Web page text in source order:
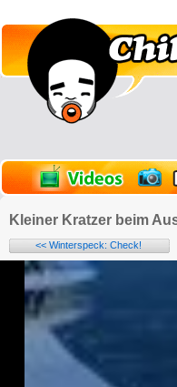
Kleiner Kratzer beim
<< Winterspeck: Check!